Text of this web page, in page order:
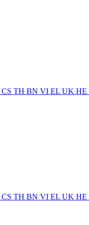
CS TH BN VI EL UK HE
CS TH BN VI EL UK HE